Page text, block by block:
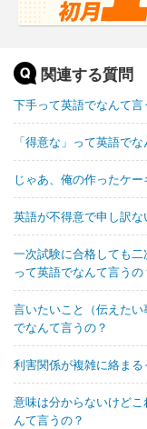
関連する質問
下手って英語でなんて言
「得意な」って英語で
じゃあ、俺の作ったケ
英語が不得意で申し訳
一次試験に合格しても
って英語でなんて言うの
言いたいこと（伝えた
でなんて言うの？
利害関係が複雑に絡ま
意味は分からないけど
んて言うの？